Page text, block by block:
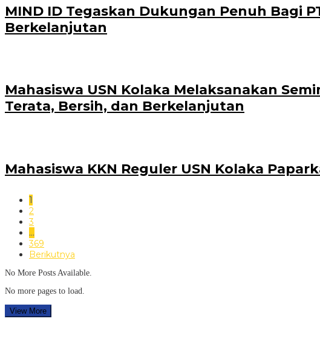
MIND ID Tegaskan Dukungan Penuh Bagi
Berkelanjutan
Mahasiswa USN Kolaka Melaksanakan
Terata, Bersih, dan Berkelanjutan
Mahasiswa KKN Reguler USN Kolaka
1
2
3
…
369
Berikutnya
No More Posts Available.
No more pages to load.
View More